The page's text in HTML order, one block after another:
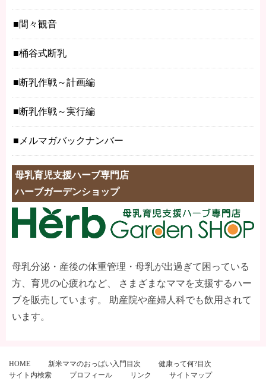
間々観音
桶谷式断乳
断乳作戦～計画編
断乳作戦～実行編
メルマガバックナンバー
母乳育児支援ハーブ専門店
ハーブガーデンショップ
母乳分泌・産後の体重管理・母乳が出過ぎて困っている
方、育児の心疲れなど、 さまざまなママを支援するハー
ブを販売しています。 助産院や産婦人科でも飲用されて
います。
HOME 新米ママのおっぱい入門目次
健康って何?目次
サイト内検索
プロフィール リンク サイトマップ